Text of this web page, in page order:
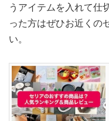
うアイテムを入れて仕
った方はぜひお近くの
い。